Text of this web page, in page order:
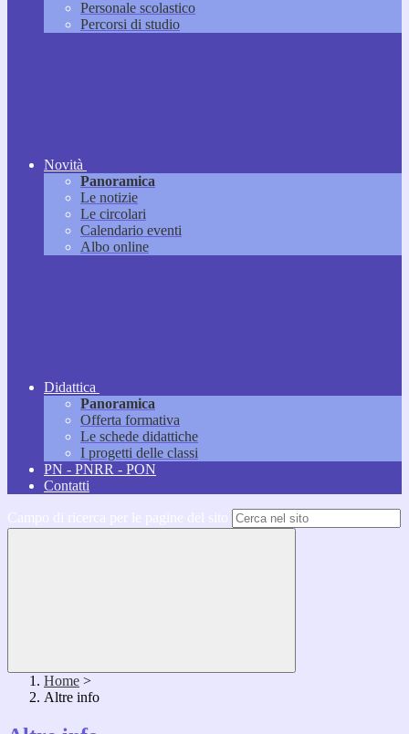
Personale scolastico
Percorsi di studio
Novità
Panoramica
Le notizie
Le circolari
Calendario eventi
Albo online
Didattica
Panoramica
Offerta formativa
Le schede didattiche
I progetti delle classi
PN - PNRR - PON
Contatti
Home >
Altre info